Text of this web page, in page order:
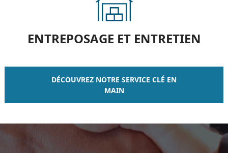
ENTREPOSAGE ET ENTRETIEN
DÉCOUVREZ NOTRE SERVICE CLÉ EN
MAIN